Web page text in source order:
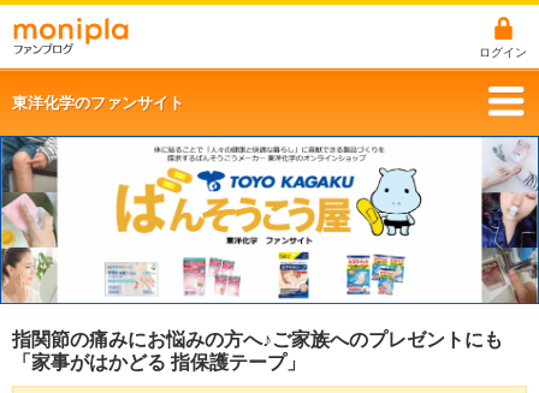
ログイン
東洋化学のファンサイト
指関節の痛みにお悩みの方へ♪ご家族へのプレゼントにも
「家事がはかどる 指保護テープ」